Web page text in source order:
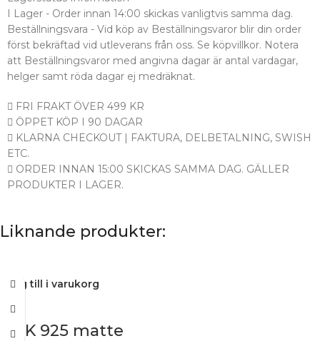
I Lager - Order innan 14:00 skickas vanligtvis samma dag.
Beställningsvara - Vid köp av Beställningsvaror blir din order
först bekräftad vid utleverans från oss. Se köpvillkor. Notera
att Beställningsvaror med angivna dagar är antal vardagar,
helger samt röda dagar ej medräknat.
FRI FRAKT ÖVER 499 KR
ÖPPET KÖP I 90 DAGAR
KLARNA CHECKOUT | FAKTURA, DELBETALNING, SWISH
ETC.
ORDER INNAN 15:00 SKICKAS SAMMA DAG. GÄLLER
PRODUKTER I LAGER.
Liknande produkter:
Lägg till i varukorg
NOK 925 matte